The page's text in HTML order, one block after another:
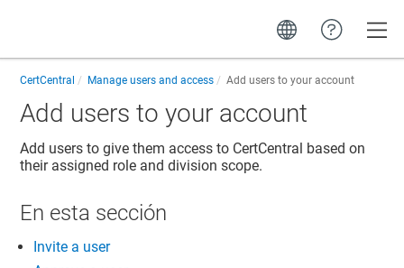
CertCentral Manage users and access Add users to your account
Add users to your account
Add users to give them access to CertCentral based on
their assigned role and division scope.
En esta sección
Invite a user